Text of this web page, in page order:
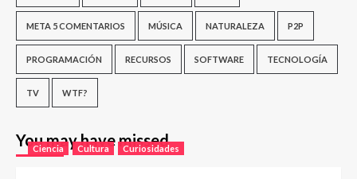
META 5 COMENTARIOS MÚSICA NATURALEZA P2P
PROGRAMACIÓN RECURSOS SOFTWARE TECNOLOGÍA
TV WTF?
You may have missed
Ciencia Cultura Curiosidades